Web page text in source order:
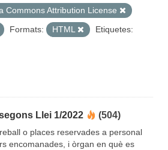
Commons Attribution License
Formats: HTML
Etiquetes:
Llei 1/2022 (504)
o places reservades a personal
encomanades, i òrgan en què es